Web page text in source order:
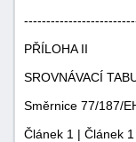
PŘÍLOHA II
SROVNÁVACÍ
Směrnice 77/187/
Článek 1 | Článek 1